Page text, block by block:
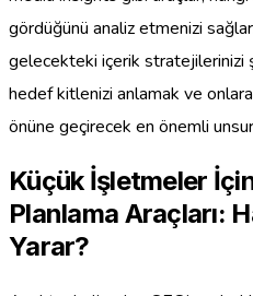
gördüğünü analiz etmenizi
gelecekteki içerik stratejilerinizi
hedef kitlenizi anlamak ve
önüne geçirecek en önemli
Küçük İşletmeler
Planlama Araçları:
Yarar?